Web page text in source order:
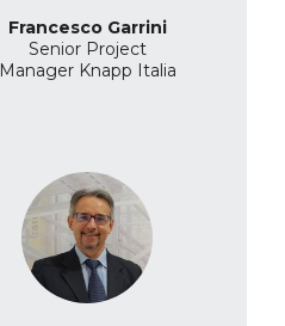
Francesco Garrini
Senior Project
Manager Knapp Italia